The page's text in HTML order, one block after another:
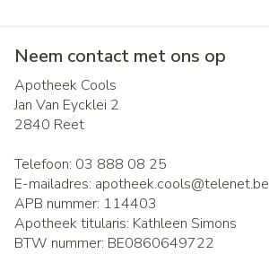
Neem contact met ons op
Apotheek Cools
Jan Van Eycklei 2
2840 Reet
Telefoon: 03 888 08 25
E-mailadres: apotheek.cools@telenet.be
APB nummer: 114403
Apotheek titularis: Kathleen Simons
BTW nummer: BE0860649722